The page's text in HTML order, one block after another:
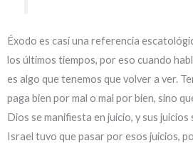
Éxodo es casi una referencia
los últimos tiempos, por eso cuando
es algo que tenemos que volver a ver.
paga bien por mal o mal por bien, sino
Dios se manifiesta en juicio, y sus
Israel tuvo que pasar por esos juicios,